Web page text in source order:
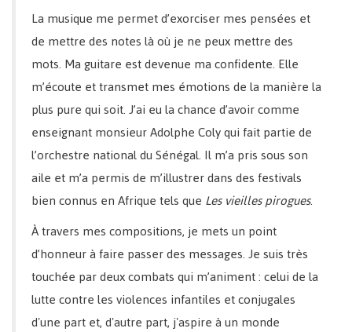
La musique me permet d’exorciser mes pensées et
de mettre des notes là où je ne peux mettre des
mots. Ma guitare est devenue ma confidente. Elle
m’écoute et transmet mes émotions de la manière la
plus pure qui soit. J’ai eu la chance d’avoir comme
enseignant monsieur Adolphe Coly qui fait partie de
l’orchestre national du Sénégal. Il m’a pris sous son
aile et m’a permis de m’illustrer dans des festivals
bien connus en Afrique tels que Les vieilles pirogues.
À travers mes compositions, je mets un point
d’honneur à faire passer des messages. Je suis très
touchée par deux combats qui m’animent : celui de la
lutte contre les violences infantiles et conjugales
d'une part et, d'autre part, j'aspire à un monde